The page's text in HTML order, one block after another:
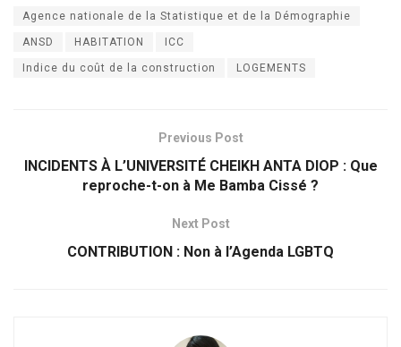
Agence nationale de la Statistique et de la Démographie
ANSD HABITATION ICC
Indice du coût de la construction LOGEMENTS
Previous Post
INCIDENTS À L’UNIVERSITÉ CHEIKH ANTA DIOP : Que
reproche-t-on à Me Bamba Cissé ?
Next Post
CONTRIBUTION : Non à l’Agenda LGBTQ